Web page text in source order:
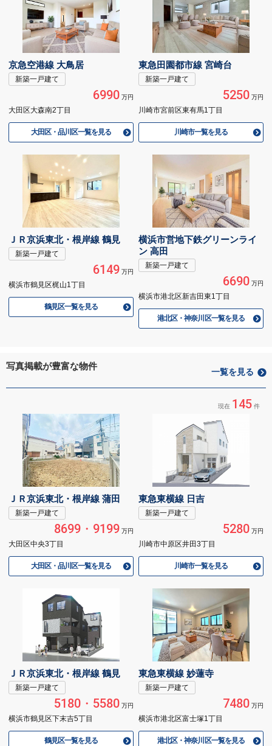
京急空港線 大鳥居
新築一戸建て
6990万円
大田区大森南2丁目
大田区・品川区一覧を見る
東急田園都市線 宮崎台
新築一戸建て
5250万円
川崎市宮前区東有馬1丁目
川崎市一覧を見る
ＪＲ京浜東北・根岸線 鶴見
新築一戸建て
6149万円
横浜市鶴見区梶山1丁目
鶴見区一覧を見る
横浜市営地下鉄グリーンライ
ン 高田
新築一戸建て
6690万円
横浜市港北区新吉田東1丁目
港北区・神奈川区一覧を見る
写真掲載が豊富な物件
一覧を見る
現在 145 件
ＪＲ京浜東北・根岸線 蒲田
新築一戸建て
8699・9199万円
大田区中央3丁目
大田区・品川区一覧を見る
東急東横線 日吉
新築一戸建て
5280万円
川崎市中原区井田3丁目
川崎市一覧を見る
ＪＲ京浜東北・根岸線 鶴見
新築一戸建て
5180・5580万円
横浜市鶴見区下末吉5丁目
鶴見区一覧を見る
東急東横線 妙蓮寺
新築一戸建て
7480万円
横浜市港北区富士塚1丁目
港北区・神奈川区一覧を見る